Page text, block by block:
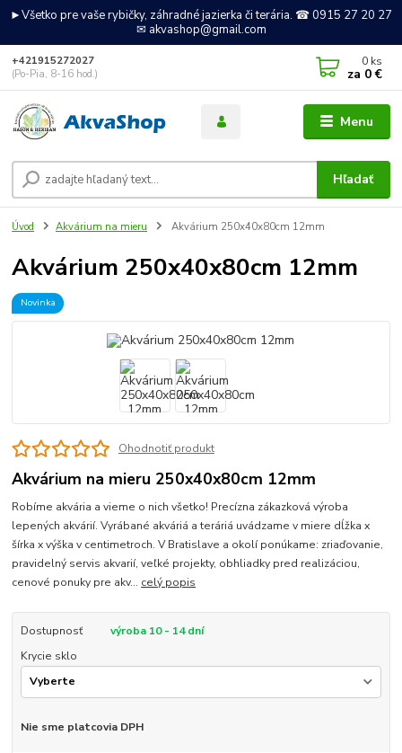
►Všetko pre vaše rybičky, záhradné jazierka či terária. ☎ 0915 27 20 27
✉ akvashop@gmail.com
Menu
Hľadať
+421915272027
(Po-Pia, 8-16 hod.)
0 ks
za 0 €
Úvod Akvárium na mieru Akvárium 250x40x80cm 12mm
Akvárium 250x40x80cm 12mm
Novinka
Ohodnotiť produkt
Akvárium na mieru 250x40x80cm 12mm
Robíme akvária a vieme o nich všetko! Precízna zákazková výroba
lepených akvárií. Vyrábané akváriá a teráriá uvádzame v miere dĺžka x
šírka x výška v centimetroch. V Bratislave a okolí ponúkame: zriaďovanie,
pravidelný servis akvarií, veľké projekty, obhliadky pred realizáciou,
cenové ponuky pre akv... celý popis
Dostupnosť
výroba 10 - 14 dní
Krycie sklo
Nie sme platcovia DPH